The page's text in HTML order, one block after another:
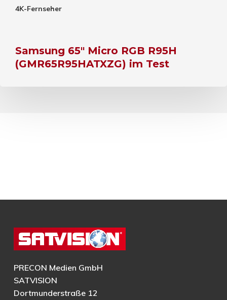
4K-Fernseher
Samsung 65″ Micro RGB R95H
(GMR65R95HATXZG) im Test
PRECON Medien GmbH
SATVISION
Dortmunderstraße 12